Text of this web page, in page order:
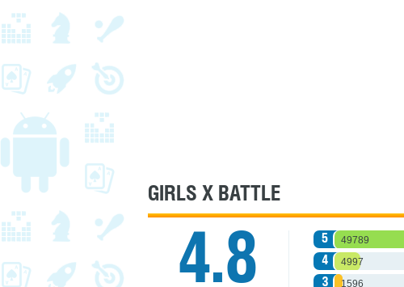
GIRLS X BATTLE
4.8 5 49789
4 4997
3 1596